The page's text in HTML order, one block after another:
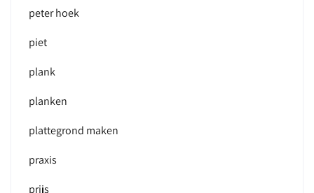
peter hoek
piet
plank
planken
plattegrond maken
praxis
prijs